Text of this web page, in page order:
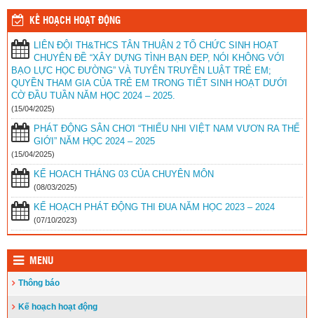
2018
22/02/2024
KẾT QUẢ HỘI THI GIÁO VIÊN DẠY GIỎI TIỂU HỌC NĂM HỌC
2023 – 2024
16/02/2024
ĐIỀU LỆ HỘI KHỎE PHÙ ĐỔNG CỦA PGD HUYỆN VĨNH THUẬN
10/01/2024
KẾ HOẠCH TẬP HUẤN CÁC MÔN DẠY HỌC TÍCH HỢP CỦA
PHÒNG GIÁO DỤC VĨNH THUẬN
09/12/2023
KẾ HOẠCH KIỂM TRA CUỐI HỌC KÌ I NĂM HỌC 2023 – 2024
CỦA PHÒNG GIÁO DỤC
04/12/2023
KẾ HOẠCH TỔ CHỨC HỘI KHỎE PHÙ ĐỔNG NĂM HỌC 2023 –
2024
22/11/2023
Hội Khuyến học huyện Vĩnh Thuận trao tặng nhà khuyến học cho
KẾ HOẠCH HOẠT ĐỘNG
LIÊN ĐỘI TH&THCS TÂN THUẬN 2 TỔ CHỨC SINH HOẠT
CHUYÊN ĐỀ “XÂY DỰNG TÌNH BẠN ĐẸP, NÓI KHÔNG VỚI
BẠO LỰC HỌC ĐƯỜNG” VÀ TUYÊN TRUYỀN LUẬT TRẺ EM;
QUYỀN THAM GIA CỦA TRẺ EM TRONG TIẾT SINH HOẠT DƯỚI
CỜ ĐẦU TUẦN NĂM HỌC 2024 – 2025.
(15/04/2025)
PHÁT ĐỘNG SÂN CHƠI “THIẾU NHI VIỆT NAM VƯƠN RA THẾ
GIỚI” NĂM HỌC 2024 – 2025
(15/04/2025)
KẾ HOACH THÁNG 03 CỦA CHUYÊN MÔN
(08/03/2025)
KẾ HOẠCH PHÁT ĐỘNG THI ĐUA NĂM HỌC 2023 – 2024
(07/10/2023)
MENU
Thông báo
Kế hoạch hoạt động